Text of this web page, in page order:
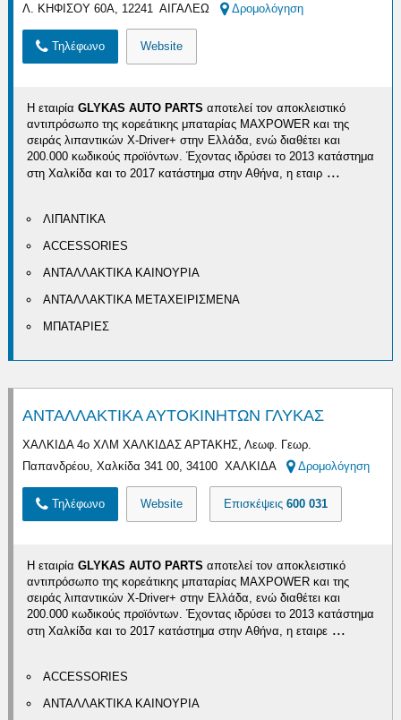
Λ. ΚΗΦΙΣΟΥ 60Α, 12241 ΑΙΓΑΛΕΩ Δρομολόγηση
Τηλέφωνο Website
Η εταιρίαGLYKAS AUTO PARTSαποτελεί τον αποκλειστικό
αντιπρόσωπο της κορεάτικης μπαταρίας MAXPOWER και της
σειράς λιπαντικών X-Driver+ στην Ελλάδα, ενώ διαθέτει και
200.000 κωδικούς προϊόντων. Έχοντας ιδρύσει το 2013 κατάστημα
στη Χαλκίδα και το 2017 κατάστημα στην Αθήνα, η εταιρ ...
ΛΙΠΑΝΤΙΚΑ
ACCESSORIES
ΑΝΤΑΛΛΑΚΤΙΚΑ ΚΑΙΝΟΥΡΙΑ
ΑΝΤΑΛΛΑΚΤΙΚΑ ΜΕΤΑΧΕΙΡΙΣΜΕΝΑ
ΜΠΑΤΑΡΙΕΣ
ΑΝΤΑΛΛΑΚΤΙΚΑ ΑΥΤΟΚΙΝΗΤΩΝ ΓΛΥΚΑΣ
ΧΑΛΚΙΔΑ 4ο ΧΛΜ ΧΑΛΚΙΔΑΣ ΑΡΤΑΚΗΣ, Λεωφ. Γεωρ.
Παπανδρέου, Χαλκίδα 341 00, 34100 ΧΑΛΚΙΔΑ
Δρομολόγηση
Τηλέφωνο Website Επισκέψεις600 031
Η εταιρία GLYKAS AUTO PARTSαποτελεί τον αποκλειστικό
αντιπρόσωπο της κορεάτικης μπαταρίας MAXPOWER και της
σειράς λιπαντικών X-Driver+ στην Ελλάδα, ενώ διαθέτει και
200.000 κωδικούς προϊόντων. Έχοντας ιδρύσει το 2013 κατάστημα
στη Χαλκίδα και το 2017 κατάστημα στην Αθήνα, η εταιρε ...
ACCESSORIES
ΑΝΤΑΛΛΑΚΤΙΚΑ ΚΑΙΝΟΥΡΙΑ